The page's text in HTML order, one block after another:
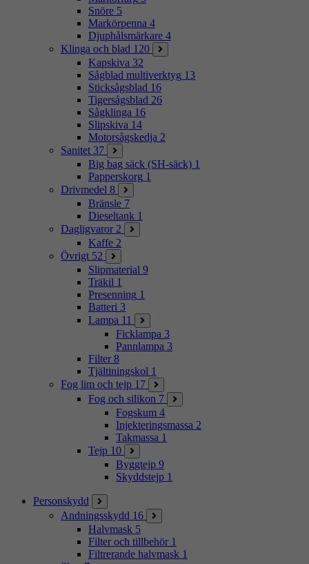
Snöre 5
Markörpenna 4
Djuphålsmärkare 4
Klinga och blad 120
Kapskiva 32
Sågblad multiverktyg 13
Sticksågsblad 16
Tigersågsblad 26
Sågklinga 16
Slipskiva 14
Motorsågskedja 2
Sanitet 37
Big bag säck (SH-säck) 1
Papperskorg 1
Drivmedel 8
Bränsle 7
Dieseltank 1
Dagligvaror 2
Kaffe 2
Övrigt 52
Slipmaterial 9
Träkil 1
Presenning 1
Batteri 3
Lampa 11
Ficklampa 3
Pannlampa 3
Filter 8
Tjältiningskol 1
Fog lim och tejp 17
Fog och silikon 7
Fogskum 4
Injekteringsmassa 2
Takmassa 1
Tejp 10
Byggtejp 9
Skyddstejp 1
Personskydd
Andningsskydd 16
Halvmask 5
Filter och tillbehör 1
Filtrerande halvmask 1